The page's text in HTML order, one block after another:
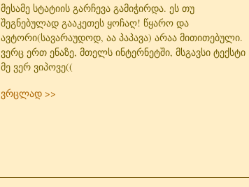
მესამე სტატიის გარჩევა გამიჭირდა. ეს თუ
შეგნებულად გააკეთეს ყოჩაღ! წყარო და
ავტორი(სავარაუდოდ, აა პაპავა) არაა მითითებული.
ვერც ერთ ენაზე, მთელს ინტერნეტში, მსგავსი ტექსტი
მე ვერ ვიპოვე((
ვრცლად >>